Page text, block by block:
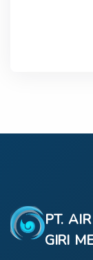
PT.
GIRI